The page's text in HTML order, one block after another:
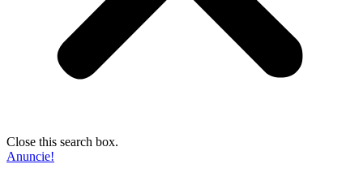
Close this search box.
Anuncie!